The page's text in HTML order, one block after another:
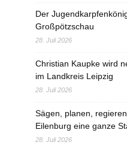
Der
Großpötzschau
28. Juli 2026
Christian Kaupke wird
im Landkreis Leipzig
28. Juli 2026
Sägen, planen,
Eilenburg eine ganze
28. Juli 2026